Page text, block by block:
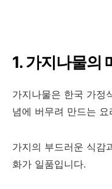
1. 가지나물의
가지나물은 한국 가정
념에 버무려 만드는 요
가지의 부드러운 식감
화가 일품입니다.